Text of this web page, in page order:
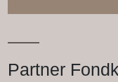
Partner